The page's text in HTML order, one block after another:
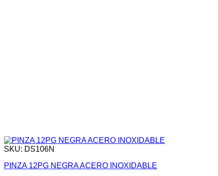
SKU: DS106N
PINZA 12PG NEGRA ACERO INOXIDABLE